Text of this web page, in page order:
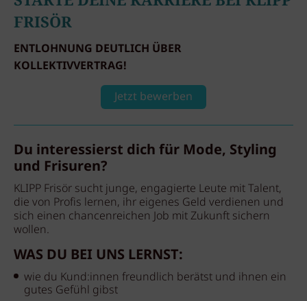
FRISÖR
ENTLOHNUNG DEUTLICH ÜBER
KOLLEKTIVVERTRAG!
Jetzt bewerben
Du interessierst dich für Mode, Styling
und Frisuren?
KLIPP Frisör sucht junge, engagierte Leute mit Talent,
die von Profis lernen, ihr eigenes Geld verdienen und
sich einen chancenreichen Job mit Zukunft sichern
wollen.
WAS DU BEI UNS LERNST:
wie du Kund:innen freundlich berätst und ihnen ein
gutes Gefühl gibst